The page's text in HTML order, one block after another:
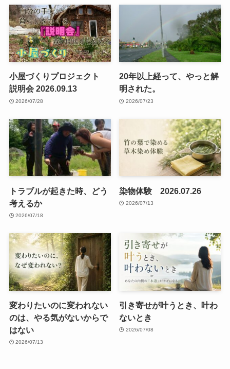
小屋づくりプロジェクト
説明会 2026.09.13
2026/07/28
20年以上経って、やっと解
明された。
2026/07/23
トラブルが起きた時、どう
考えるか
2026/07/18
染物体験 2026.07.26
2026/07/13
変わりたいのに変われない
のは、やる気がないからで
はない
2026/07/13
引き寄せが叶うとき、叶わ
ないとき
2026/07/08